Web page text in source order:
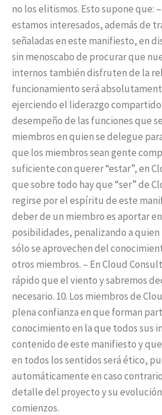
no los elitismos. Esto supone que:
estamos interesados, además de
señaladas en este manifiesto, en
sin menoscabo de procurar que
internos también disfruten de la
funcionamiento será
ejerciendo el liderazgo
desempeño de las funciones que
miembros en quien se delegue
que los miembros sean gente
suficiente con querer “estar”, en
que sobre todo hay que “ser” de
regirse por el espíritu de este
deber de un miembro es aportar
posibilidades, penalizando a quien
sólo se aprovechen del
otros miembros. – En Cloud
rápido que el viento y sabremos
necesario. 10. Los miembros de
plena confianza en que forman
conocimiento en la que todos sus
contenido de este manifiesto y
en todos los sentidos será ético,
automáticamente en caso
detalle del proyecto y su
comienzos.